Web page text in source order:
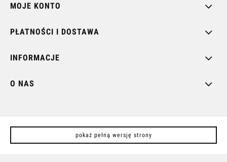
MOJE KONTO
PŁATNOŚCI I DOSTAWA
INFORMACJE
O NAS
pokaż pełną wersję strony